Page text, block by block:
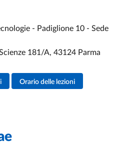
- Padiglione 10 - Sede
181/A, 43124 Parma
Orario delle lezioni